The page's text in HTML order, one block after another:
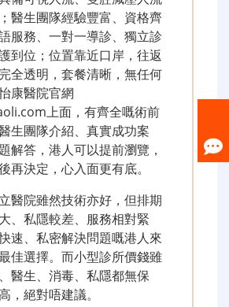
醫生團隊經驗豐富、資格齊
服務、一對一導診、獨立診
到位；位置靠近口岸，往返
全透明，套餐清晰，無任何
康醫院官網
上面，有齊全嘅術前
生團隊介紹、真實成功案
解答，港人可以提前瀏覽，
再決定，心入面更有底。
醫院雖然技術亦好，但排期
、私隱較差、服務相對緊
速、私密解決問題嘅港人來
佳選擇。而小型診所價錢雖
醫生、消毒、私隱都無保
，絕對唔建議。